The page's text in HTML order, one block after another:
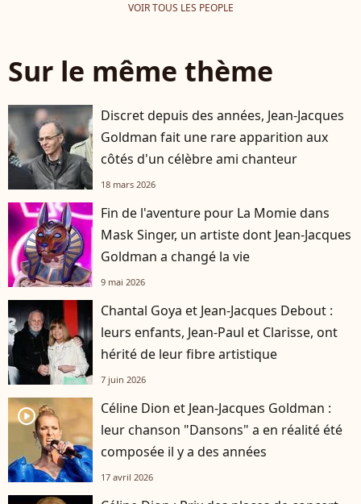
VOIR TOUS LES PEOPLE
Sur le même thème
Discret depuis des années, Jean-Jacques
Goldman fait une rare apparition aux
côtés d'un célèbre ami chanteur
18 mars 2026
Fin de l'aventure pour La Momie dans
Mask Singer, un artiste dont Jean-Jacques
Goldman a changé la vie
9 mai 2026
Chantal Goya et Jean-Jacques Debout :
leurs enfants, Jean-Paul et Clarisse, ont
hérité de leur fibre artistique
7 juin 2026
player2
Céline Dion et Jean-Jacques Goldman :
leur chanson "Dansons" a en réalité été
composée il y a des années
17 avril 2026